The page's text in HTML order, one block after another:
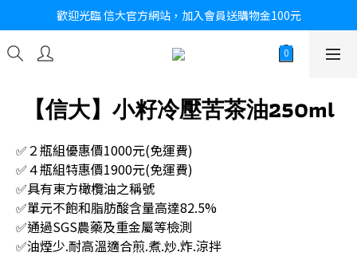
歡迎光臨 信大官方網站，加入會員送購物金100元
【信大】小籽冷壓苦茶油250ml
✅２瓶組優惠價1000元(免運費)
✅４瓶組特惠價1900元(免運費)
✅具有東方橄欖油之稱號
✅單元不飽和脂肪酸含量高達82.5%
✅通過SGS農藥及重金屬等檢測
✅油煙少.耐高溫適合煎.煮.炒.炸.涼拌